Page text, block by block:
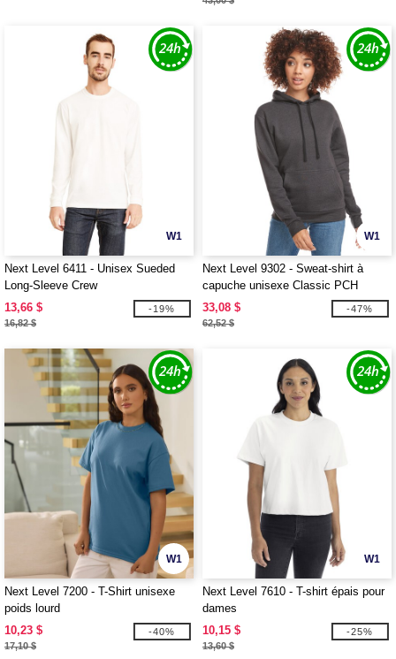
W1
Next Level 6411 - Unisex Sueded
Long-Sleeve Crew
13,66 $
16,82 $
-19%
W1
Next Level 9302 - Sweat-shirt à
capuche unisexe Classic PCH
33,08 $
62,52 $
-47%
W1
Next Level 7200 - T-Shirt unisexe
poids lourd
10,23 $
17,10 $
-40%
W1
Next Level 7610 - T-shirt épais pour
dames
10,15 $
13,60 $
-25%